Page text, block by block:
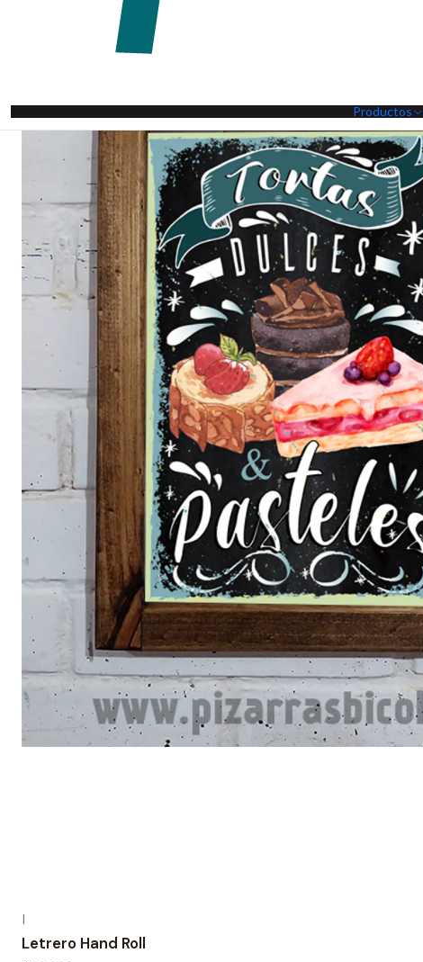
Productos
|
Letrero Hand Roll